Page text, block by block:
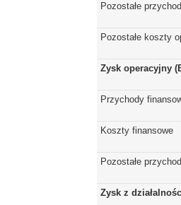
Pozostałe
Pozostałe koszty
Zysk operacyjny
Przychody
Koszty finansowe
Pozostałe
Zysk z